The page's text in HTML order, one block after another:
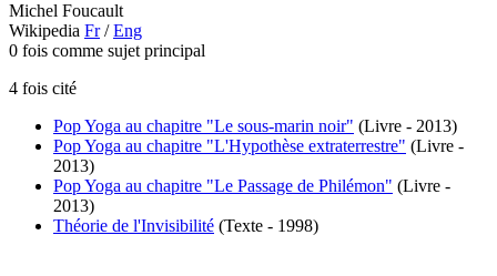
Michel Foucault
Wikipedia Fr/Eng
0 fois comme sujet principal
4 fois cité
Pop Yoga au chapitre "Le sous-marin noir" (Livre - 2013)
Pop Yoga au chapitre "L'Hypothèse extraterrestre" (Livre -
2013)
Pop Yoga au chapitre "Le Passage de Philémon" (Livre -
2013)
Théorie de l'Invisibilité (Texte - 1998)